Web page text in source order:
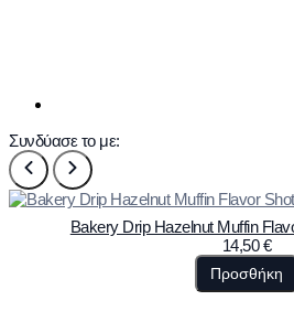
Συνδύασε το με:
Bakery Drip Hazelnut Muffin
14,50€
Προσθήκη